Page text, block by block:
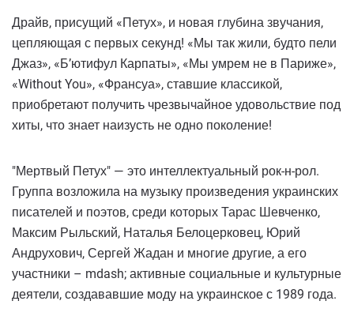
Драйв, присущий «Петух», и новая глубина звучания,
цепляющая с первых секунд! «Мы так жили, будто пели
Джаз», «Б’ютифул Карпаты», «Мы умрем не в Париже»,
«Without You», «Франсуа», ставшие классикой,
приобретают получить чрезвычайное удовольствие под
хиты, что знает наизусть не одно поколение!
"Мертвый Петух" — это интеллектуальный рок-н-рол.
Группа возложила на музыку произведения украинских
писателей и поэтов, среди которых Тарас Шевченко,
Максим Рыльский, Наталья Белоцерковец, Юрий
Андрухович, Сергей Жадан и многие другие, а его
участники – mdash; активные социальные и культурные
деятели, создававшие моду на украинское с 1989 года.